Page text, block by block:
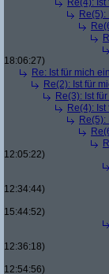
Re(4):
18:06:27)
Re: Ist für mich
Re(2): Ist für
Re(3): Ist
Re(4):
12:05:22)
12:34:44)
15:44:52)
12:36:18)
12:54:56)